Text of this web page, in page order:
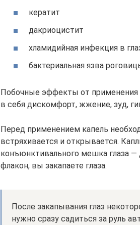
кератит
дакриоцистит
хламидийная инфекция в
бактериальная язва
Побочные эффекты от применения
в себя дискомфорт, жжение, зуд,
Перед применением капель
встряхивается и открывается.
конъюнктивального мешка глаза —
флакон, вы закапаете глаза.
После закапывания глаз
нужно сразу садиться за руль